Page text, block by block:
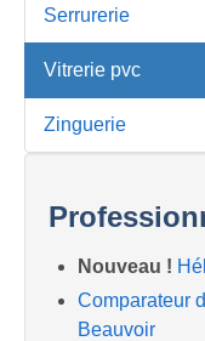
Serrurerie
Vitrerie pvc
Zinguerie
Nouveau !
Comparateur
Beauvoir